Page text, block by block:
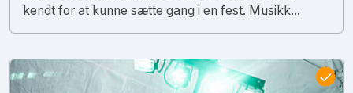
kendt for at kunne sætte gang i en fest. Musikk...